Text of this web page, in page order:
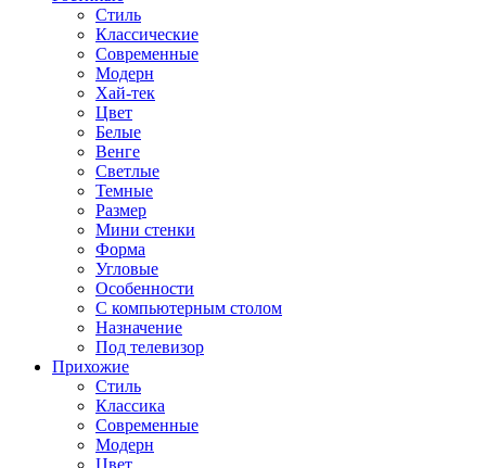
Стиль
Классические
Современные
Модерн
Хай-тек
Цвет
Белые
Венге
Светлые
Темные
Размер
Мини стенки
Форма
Угловые
Особенности
С компьютерным столом
Назначение
Под телевизор
Прихожие
Стиль
Классика
Современные
Модерн
Цвет